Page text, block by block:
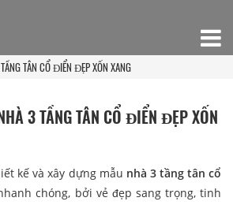
TÂN CỔ ĐIỂN ĐẸP XỐN XANG
3 TẦNG TÂN CỔ ĐIỂN ĐẸP XỐN
kế và xây dựng mẫu nhà 3 tầng tân cổ
chóng, bởi vẻ đẹp sang trọng, tinh